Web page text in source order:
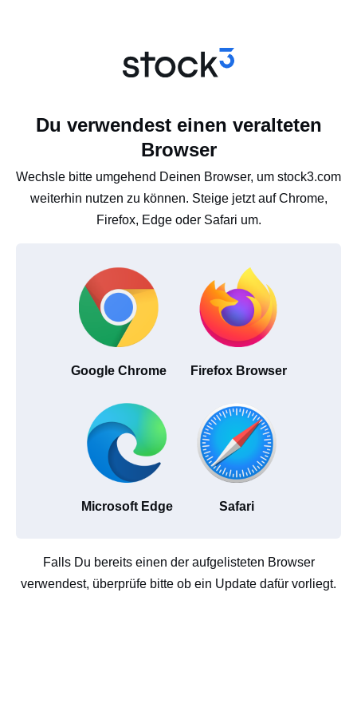
Du verwendest einen veralteten
Browser
Wechsle bitte umgehend Deinen Browser, um stock3.com
weiterhin nutzen zu können. Steige jetzt auf Chrome,
Firefox, Edge oder Safari um.
Google Chrome Firefox Browser
Microsoft Edge Safari
Falls Du bereits einen der aufgelisteten Browser
verwendest, überprüfe bitte ob ein Update dafür vorliegt.